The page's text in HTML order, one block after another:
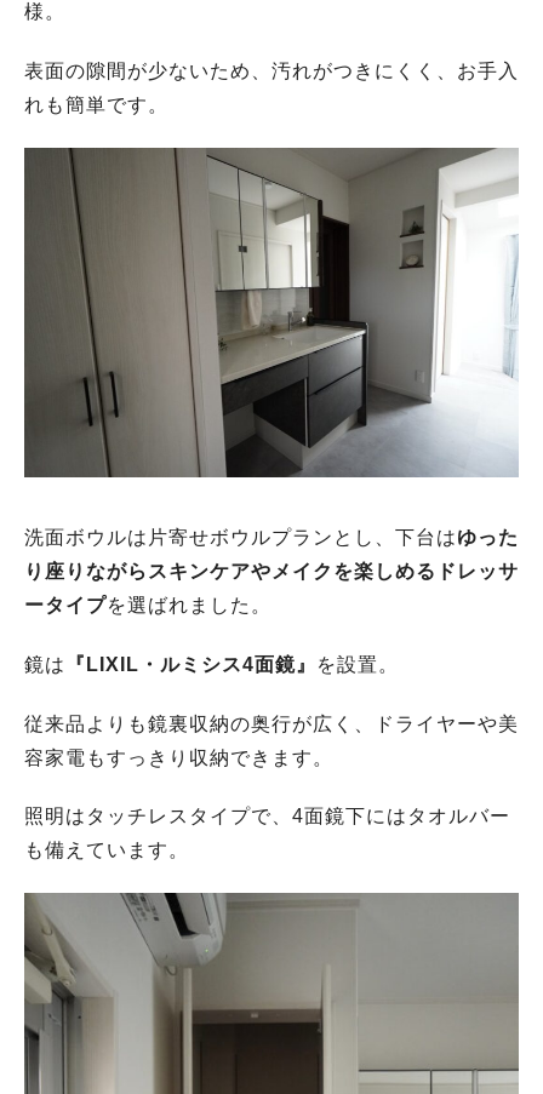
様。
表面の隙間が少ないため、汚れがつきにくく、お手入
れも簡単です。
洗面ボウルは片寄せボウルプランとし、下台はゆった
り座りながらスキンケアやメイクを楽しめるドレッサ
ータイプを選ばれました。
鏡は 『LIXIL・ルミシス4面鏡』 を設置。
従来品よりも鏡裏収納の奥行が広く、ドライヤーや美
容家電もすっきり収納できます。
照明はタッチレスタイプで、4面鏡下にはタオルバー
も備えています。